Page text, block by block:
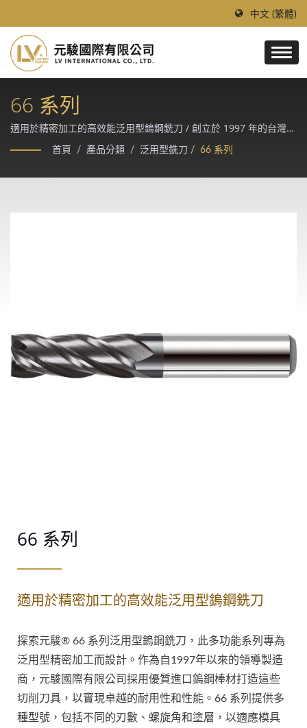
中文 (繁體)
66 系列
適用於精密加工的高效能泛用型鎢鋼銑刀 / 創立於 1997 年的台灣領
導鎢鋼刀具廠，採德、日進口優質鎢鋼棒材與 Makino、
Rollomatic、ANCA CNC 磨床精製，提供模具、汽車、航太、醫療
首頁 / 產品分類 / 泛用型銑刀 / 66 系列
66 系列
適用於精密加工的高效能泛用型鎢鋼銑刀
探索元駿® 66 系列泛用型鎢鋼銑刀，此多功能系列專為
泛用型精密加工而設計。作為自1997年以來的領導製造
商，元駿國際有限公司採用優質進口鎢鋼棒材打造這些
切削刀具，以實現卓越的耐用性和性能。66 系列提供多
種型號，包括不同的刃數、螺旋角和塗層，以適應模具